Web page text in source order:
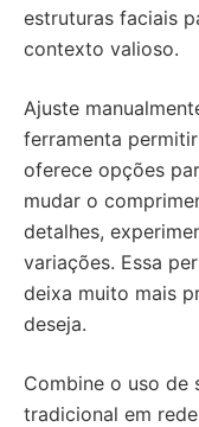
estruturas faciais
contexto valioso.
Ajuste
ferramenta
oferece opções
mudar o
detalhes,
variações. Essa
deixa muito mais
deseja.
Combine o uso de
tradicional em